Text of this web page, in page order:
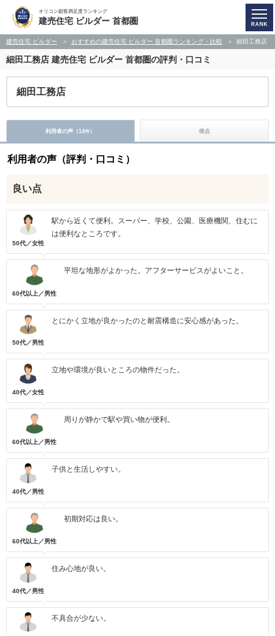
オリコン顧客満足度ランキング
建売住宅 ビルダー 首都圏
建売住宅 ビルダー おすすめの建売住宅 ビルダー 首都圏ランキング・比較 細田工務店
細田工務店 建売住宅 ビルダー 首都圏の評判・口コミ
細田工務店
利用者の声（14件） 得点
利用者の声（評判・口コミ）
良い点
50代／女性
駅から近くて便利。スーパー、学校、公園、医療機関、住むに
は便利なところです。
60代以上／男性
平坦な地形がよかった。アフターサービスがよいこと。
50代／男性
とにかく立地が良かったのと耐震構造に安心感があった。
40代／女性
立地や環境が良いところの物件だった。
60代以上／男性
周りが静かで駅や買い物が便利。
40代／男性
子供と生活しやすい。
60代以上／男性
初期対応は良い。
40代／男性
住み心地が良い。
不具合が少ない。